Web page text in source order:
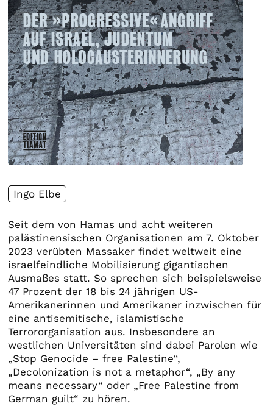
Ingo Elbe
Seit dem von Hamas und acht weiteren
palästinensischen Organisationen am 7. Oktober
2023 verübten Massaker findet weltweit eine
israelfeindliche Mobilisierung gigantischen
Ausmaßes statt. So sprechen sich beispielsweise
47 Prozent der 18 bis 24 jährigen US-
Amerikanerinnen und Amerikaner inzwischen für
eine antisemitische, islamistische
Terrororganisation aus. Insbesondere an
westlichen Universitäten sind dabei Parolen wie
„Stop Genocide – free Palestine“,
„Decolonization is not a metaphor“, „By any
means necessary“ oder „Free Palestine from
German guilt“ zu hören.